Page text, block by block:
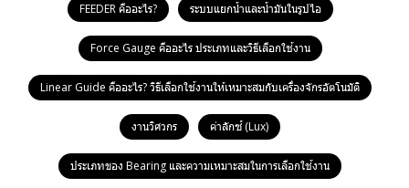
FEEDER คืออะไร? ระบบแยกน้ำและน้ำมันในรูปไอ
Force Gauge คืออะไร ประเภทและวิธีเลือกใช้งาน
Linear Guide คืออะไร? วิธีเลือกใช้งานให้เหมาะสมกับเครื่องจักรอัตโนมัติ
งานวิศวกร ค่าลักซ์ (Lux)
ประเภทของ Bearing และความเหมาะสมในการเลือกใช้งาน